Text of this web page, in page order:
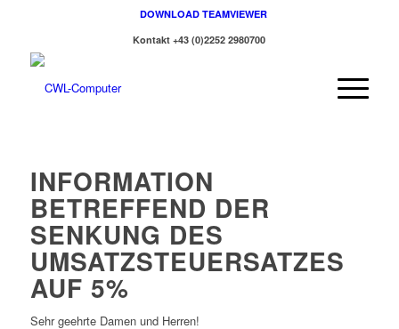
DOWNLOAD TEAMVIEWER
Kontakt +43 (0)2252 2980700
INFORMATION
BETREFFEND DER
SENKUNG DES
UMSATZSTEUERSATZES
AUF 5%
Sehr geehrte Damen und Herren!